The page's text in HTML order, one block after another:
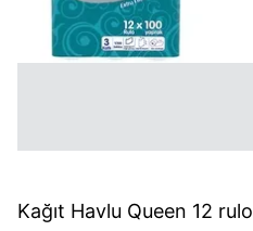
Kağıt Havlu Queen 12 rulo